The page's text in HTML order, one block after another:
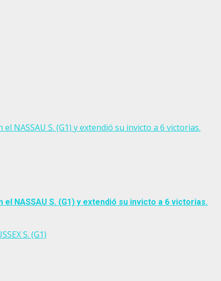
NASSAU S. (G1) y extendió su invicto a 6 victorias.
el NASSAU S. (G1) y extendió su invicto a 6 victorias.
S. (G1)